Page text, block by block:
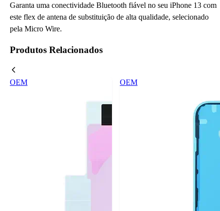
Garanta uma conectividade Bluetooth fiável no seu iPhone 13 com
este flex de antena de substituição de alta qualidade, selecionado
pela Micro Wire.
Produtos Relacionados
OEM OEM